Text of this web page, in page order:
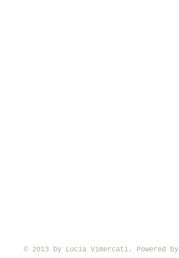
© 2013 by Lucia Vimercati. Powered by